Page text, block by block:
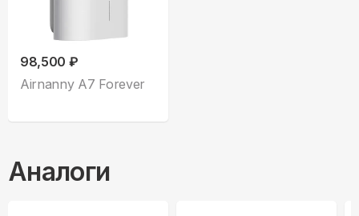
98,500 ₽
Airnanny A7 Forever
Аналоги